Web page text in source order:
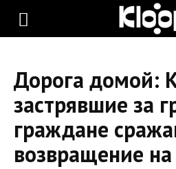
KLOOP.KG
Новости
Дорога домой:
застрявшие за
граждане
возвращение